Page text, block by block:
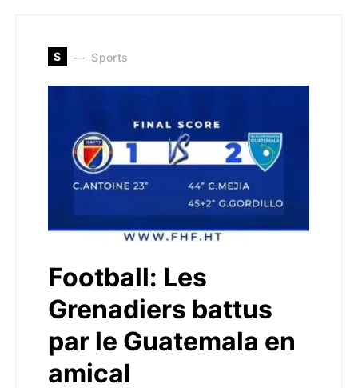
S Sports
Football: Les
Grenadiers battus
par le Guatemala en
amical